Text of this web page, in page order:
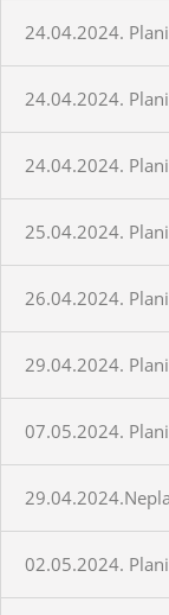
24.04.2024.
24.04.2024.
24.04.2024.
25.04.2024.
26.04.2024.
29.04.2024.
07.05.2024.
02.05.2024.